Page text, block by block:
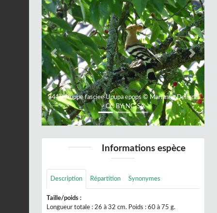
3410 Huppe fasciee Upupa epops © Marianne Deligné
- CC BY-NC-SA
Previous Next
Informations espèce
Description Répartition Synonymes
Taille/poids :
Longueur totale : 26 à 32 cm. Poids : 60 à 75 g.